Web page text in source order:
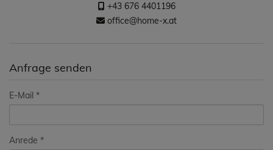
+43 676 4401196
office@home-x.at
Anfrage senden
E-Mail
Anrede